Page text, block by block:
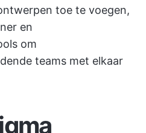
toe te voegen,
en
om
teams met elkaar